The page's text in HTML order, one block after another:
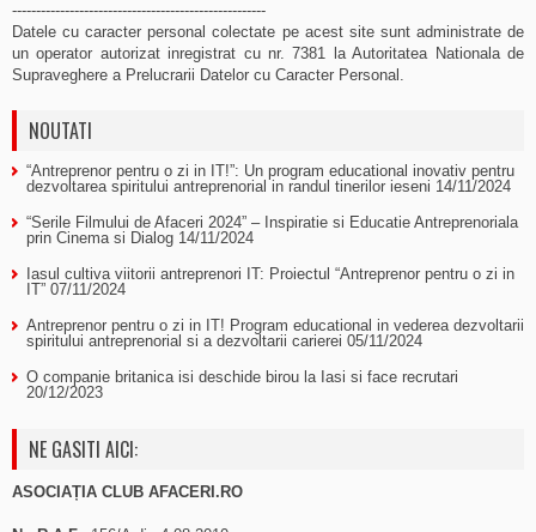
-----------------------------------------------------
Datele cu caracter personal colectate pe acest site sunt administrate de
un operator autorizat inregistrat cu nr. 7381 la Autoritatea Nationala de
Supraveghere a Prelucrarii Datelor cu Caracter Personal.
NOUTATI
“Antreprenor pentru o zi in IT!”: Un program educational inovativ pentru
dezvoltarea spiritului antreprenorial in randul tinerilor ieseni 14/11/2024
“Serile Filmului de Afaceri 2024” – Inspiratie si Educatie Antreprenoriala
prin Cinema si Dialog 14/11/2024
Iasul cultiva viitorii antreprenori IT: Proiectul “Antreprenor pentru o zi in
IT” 07/11/2024
Antreprenor pentru o zi in IT! Program educational in vederea dezvoltarii
spiritului antreprenorial si a dezvoltarii carierei 05/11/2024
O companie britanica isi deschide birou la Iasi si face recrutari
20/12/2023
NE GASITI AICI:
ASOCIAȚIA CLUB AFACERI.RO